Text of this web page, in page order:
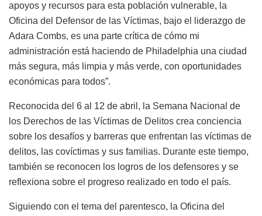
apoyos y recursos para esta población vulnerable, la
Oficina del Defensor de las Víctimas, bajo el liderazgo de
Adara Combs, es una parte crítica de cómo mi
administración está haciendo de Philadelphia una ciudad
más segura, más limpia y más verde, con oportunidades
económicas para todos”.
Reconocida del 6 al 12 de abril, la Semana Nacional de
los Derechos de las Víctimas de Delitos crea conciencia
sobre los desafíos y barreras que enfrentan las víctimas de
delitos, las covíctimas y sus familias. Durante este tiempo,
también se reconocen los logros de los defensores y se
reflexiona sobre el progreso realizado en todo el país.
Siguiendo con el tema del parentesco, la Oficina del